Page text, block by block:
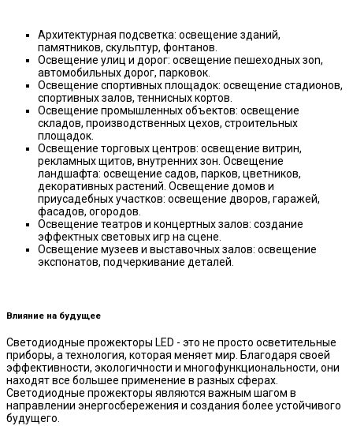
Архитектурная подсветка: освещение зданий,
памятников, скульптур, фонтанов.
Освещение улиц и дорог: освещение пешеходных зоn,
автомобильных дорог, парковок.
Освещение спортивных площадок: освещение стадионов,
спортивных залов, теннисных кортов.
Освещение промышленных объектов: освещение
складов, производственных цехов, строительных
площадок.
Освещение торговых центров: освещение витрин,
рекламных щитов, внутренних зон. Освещение
ландшафта: освещение садов, парков, цветников,
декоративных растений. Освещение домов и
приусадебных участков: освещение дворов, гаражей,
фасадов, огородов.
Освещение театров и концертных залов: создание
эффектных световых игр на сцене.
Освещение музеев и выставочных залов: освещение
экспонатов, подчеркивание деталей.
Влияние на будущее
Светодиодные прожекторы LED - это не просто осветительные
приборы, а технология, которая меняет мир. Благодаря своей
эффективности, экологичности и многофункциональности, они
находят все большее применение в разных сферах.
Светодиодные прожекторы являются важным шагом в
направлении энергосбережения и создания более устойчивого
будущего.